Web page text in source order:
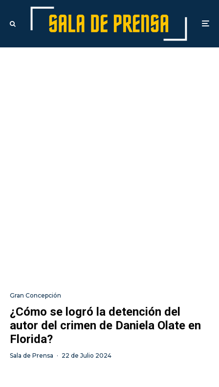
Gran Concepción
¿Cómo se logró la detención del
autor del crimen de Daniela Olate en
Florida?
Sala de Prensa · 22 de Julio 2024